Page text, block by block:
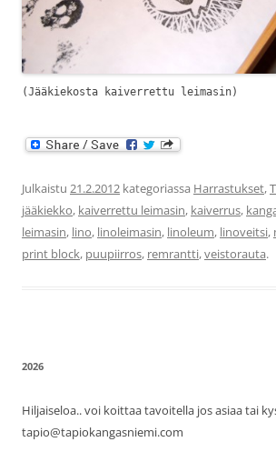
(Jääkiekosta kaiverrettu leimasin)
Julkaistu 21.2.2012 kategoriassa Harrastukset,
jääkiekko, kaiverrettu leimasin, kaiverrus,
leimasin, lino, linoleimasin, linoleum, linoveitsi,
print block, puupiirros, remrantti,veistorauta.
2026
Hiljaiseloa.. voi koittaa tavoitella jos asiaa tai
tapio@tapiokangasniemi.com